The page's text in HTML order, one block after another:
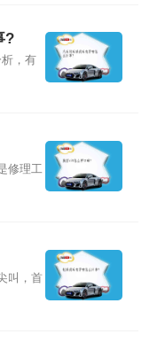
?
，有
修理工
叫，首